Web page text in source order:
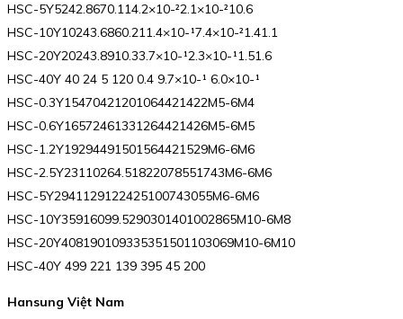
HSC-5Y5242.8670.114.2×10-²2.1×10-²10.6
HSC-10Y10243.6860.211.4×10-¹7.4×10-²1.41.1
HSC-20Y20243.8910.33.7×10-¹2.3×10-¹1.51.6
HSC-40Y 40 24 5 120 0.4 9.7×10-¹ 6.0×10-¹
HSC-0.3Y15470421201064421422M5-6M4
HSC-0.6Y16572461331264421426M5-6M5
HSC-1.2Y19294491501564421529M6-6M6
HSC-2.5Y23110264.51822078551743M6-6M6
HSC-5Y2941129122425100743055M6-6M6
HSC-10Y35916099.5290301401002865M10-6M8
HSC-20Y408190109335351501103069M10-6M10
HSC-40Y 499 221 139 395 45 200
Hansung Việt Nam